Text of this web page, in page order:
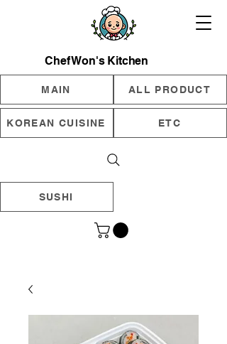
Chef Won's Kitchen
MAIN ALL PRODUCT
KOREAN CUISINE ETC
SUSHI